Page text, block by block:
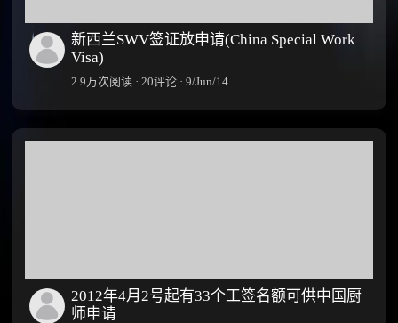
新西兰SWV签证放申请(China Special Work
Visa)
2.9万次阅读 · 20评论 · 9/Jun/14
2012年4月2号起有33个工签名额可供中国厨
师申请